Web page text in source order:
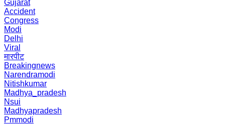
Gujarat
Accident
Congress
Modi
Delhi
Viral
मारपीट
Breakingnews
Narendramodi
Nitishkumar
Madhya_pradesh
Nsui
Madhyapradesh
Pmmodi